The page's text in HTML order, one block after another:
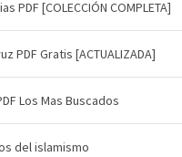
PDF [COLECCIÓN COMPLETA]
PDF Gratis [ACTUALIZADA]
Los Mas Buscados
del islamismo